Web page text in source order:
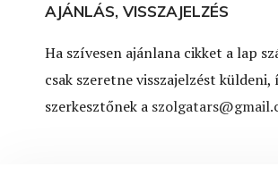
AJÁNLÁS, VISSZAJELZÉS
Ha szívesen ajánlana cikket a lap
csak szeretne visszajelzést
szerkesztőnek a